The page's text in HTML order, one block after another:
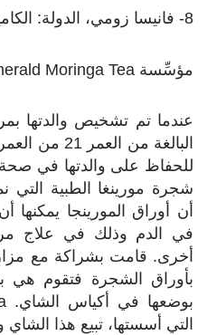
8- فانيسا زومي، الدولة: الكاميرون
مؤسِّسة Moringa Tea
عندما تم تشخيص والدتها
البالغة من
للحفاظ على والدتها في
شجرة مورينغا الطبية
أن أوراق المورينجا
في الدم وذلك في علاج
أخرى. قامت بشراكة مع
بأوراق الشجرة فتقوم هي
بوضعها في أكياس الشاي.
التي أسستها، تبيع هذا